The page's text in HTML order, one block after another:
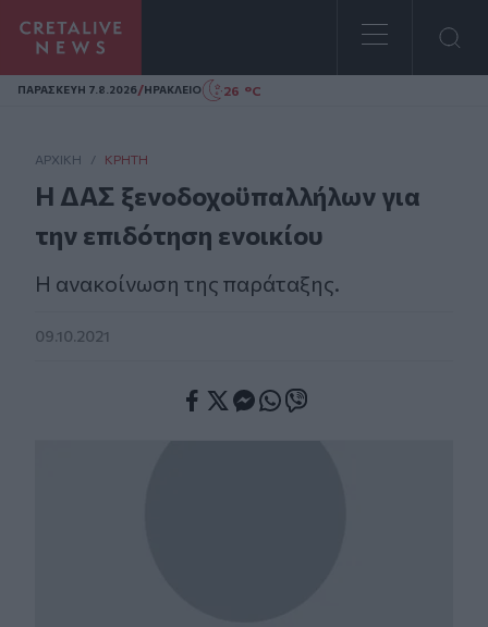
Homepage
ΠΑΡΑΣΚΕΥΗ 7.8.2026/ΗΡΑΚΛΕΙΟ 26 °C
ΑΡΧΙΚΗ / ΚΡΉΤΗ
Η ΔΑΣ ξενοδοχοϋπαλλήλων για
την επιδότηση ενοικίου
Η ανακοίνωση της παράταξης.
09.10.2021